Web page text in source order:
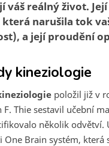
váš reálný život.
narušila tok
a její proudění
kineziologie
položil již v
F. Thie sestavil učební
několik odvětví.
One Brain systém, která